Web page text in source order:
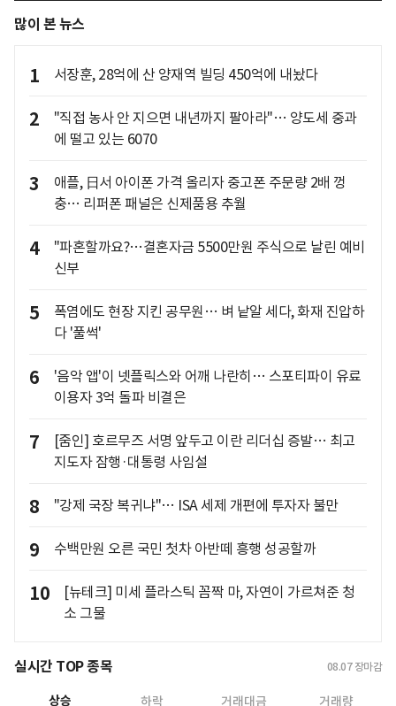
많이 본 뉴스
1 서장훈, 28억에 산 양재역 빌딩 450억에 내놨다
2
"직접 농사 안 지으면 내년까지 팔아라"… 양도세 중과
에 떨고 있는 6070
3
애플, 日서 아이폰 가격 올리자 중고폰 주문량 2배 껑
충… 리퍼폰 패널은 신제품용 추월
4
"파혼할까요?…결혼자금 5500만원 주식으로 날린 예비
신부
5
폭염에도 현장 지킨 공무원… 벼 낱알 세다, 화재 진압하
다 '풀썩'
6
'음악 앱'이 넷플릭스와 어깨 나란히… 스포티파이 유료
이용자 3억 돌파 비결은
7
[줌인] 호르무즈 서명 앞두고 이란 리더십 증발… 최고
지도자 잠행·대통령 사임설
8 "강제 국장 복귀냐"… ISA 세제 개편에 투자자 불만
9 수백만원 오른 국민 첫차 아반떼 흥행 성공할까
10
[뉴테크] 미세 플라스틱 꼼짝 마, 자연이 가르쳐준 청
소 그물
실시간 TOP 종목 08.07 장마감
상승 하락 거래대금 거래량